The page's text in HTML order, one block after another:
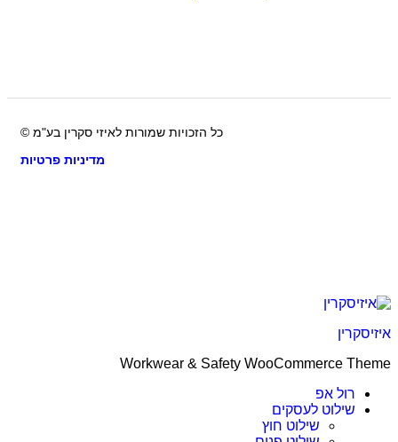
כל הזכויות שמורות לאיזי סקרין בע"מ ©
מדיניות פרטיות
Workwear & Safety WooCommerce
רול אפ
שילוט לעסקים
שילוט חוץ